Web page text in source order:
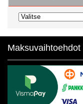
Maksuvaihtoehdot